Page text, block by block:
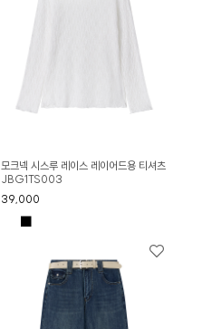
모크넥 시스루 레이스 레이어드용 티셔츠
JBG1TS003
39,000
■